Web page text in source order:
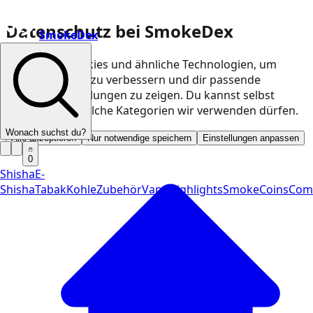
Datenschutz bei SmokeDex
Wir nutzen Cookies und ähnliche Technologien, um
unsere Website zu verbessern und dir passende
Produktempfehlungen zu zeigen. Du kannst selbst
entscheiden, welche Kategorien wir verwenden dürfen.
Alle akzeptieren Nur notwendige speichern Einstellungen anpassen
SmokeDex
Wonach suchst du?
0
ShishaE-
ShishaTabakKohleZubehörVapeHighlightsSmokeCoins